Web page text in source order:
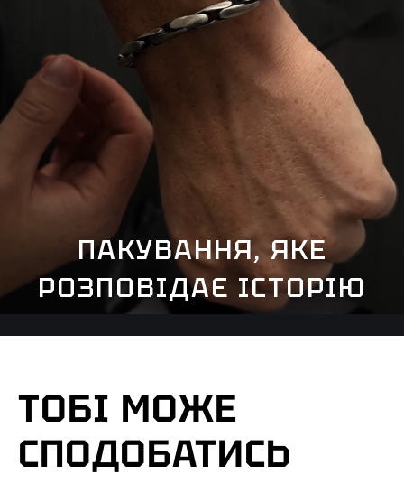
ПАКУВАННЯ, ЯКЕ
РОЗПОВІДАЄ ІСТОРІЮ
ТОБІ МОЖЕ
СПОДОБАТИСЬ